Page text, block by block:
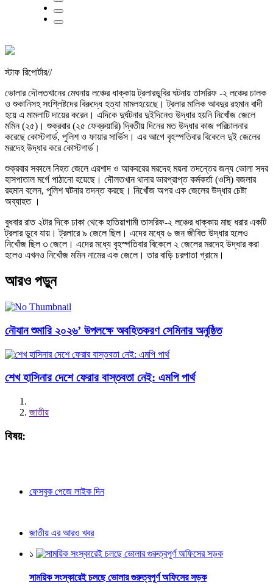
স্টাফ রিপোর্টার//
ভোলার দৌলতখানের মেঘনায় লঞ্চের ধাক্কায় ট্রলারডুবির ঘটনায় তাসরিফ -২ লঞ্চের চালক
ও শুকানিসহ সংশ্লিষ্টদের বিরুদ্ধে হত্যা মামলহয়েছে। ট্রলার মালিক আবদুর রহমান বাদী
হয়ে এ মামলাটি দায়ের করেন। এদিকে দুর্ঘটনার দুইদিনেও উদ্ধার হয়নি নিখোঁজ জেলে
মমিন (২৫)। শুক্রবার (২৫ ফেব্রুয়ারি) দ্বিতীয় দিনের মত উদ্ধার কাজ পরিচালনার
করেছে কোস্টগার্ড, পুলিশ ও ফায়ার সার্ভিস। এর আগে বৃহস্পতিবার বিকেলে দুই জেলের
মরদেহ উদ্ধার করে কোস্টগার্ড।
শুক্রবার সকালে নিহত জেলে এরশাদ ও আকবরের মরদেহ ময়না তদন্তের জন্য ভোলা সদর
হাসপাতাল মর্গে পাঠানো হয়েছে। দৌলতখান থানার ভারপ্রাপ্ত কর্মকর্তা (ওসি) বজলার
রহমান বলেন, পুলিশ ঘটনার তদন্ত করছে। নিখোঁজ অপর এক জেলের উদ্ধার চেষ্টা
অব্যাহত ।
বুধবার রাত ২টার দিকে ঢাকা থেকে হাতিয়াগামী তাসরিফ-২ লঞ্চের ধাক্কায় মাছ ধরার একটি
ট্রলার ডুবে যায়। ট্রলারে ৯ জেলে ছিল। এদের মধ্যে ৬ জন জীবিত উদ্ধার হলেও
নিখোঁজ ছিল ৩ জেলে। এদের মধ্যে বৃহস্পতিবার বিকেলে ২ জেলের মরদেহ উদ্ধার করা
হলেও এখনও নিখোঁজ মমিন নামের এক জেলে। তার বাড়ি চরপাতা গ্রামে।
আরও পড়ুন
নৌযান শুমারি ২০২৬’ উপলক্ষে অবহিতকরণ সেমিনার অনুষ্ঠিত
শেখ হাসিনার দেশে ফেরার বাস্তবতা নেই: এমপি পার্থ
জাতীয়
বিষয়:
ফেসবুক পেজে লাইক দিন
জাতীয় এর আরও খবর
১
সাময়িক সংস্কারেই চলছে ভোলার গুরুত্বপূর্ণ অফিসের সড়ক